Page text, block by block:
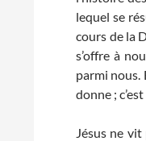
lequel se
cours de la
s’offre à
parmi nous.
donne ;
Jésus ne